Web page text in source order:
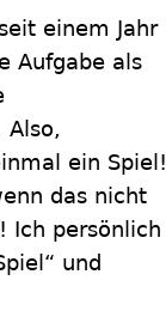
einem Jahr
Aufgabe als
Also,
ein Spiel!
das nicht
Ich persönlich
und